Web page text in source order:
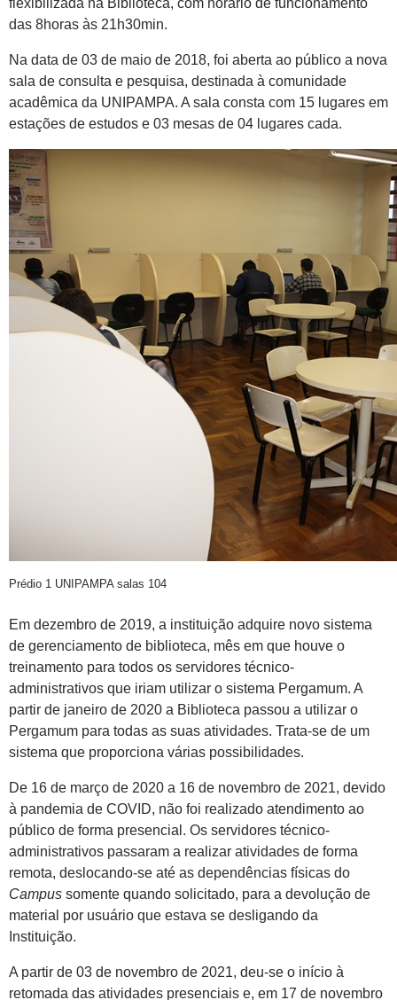
flexibilizada na Biblioteca, com horário de funcionamento
das 8horas às 21h30min.
Na data de 03 de maio de 2018, foi aberta ao público a nova
sala de consulta e pesquisa, destinada à comunidade
acadêmica da UNIPAMPA. A sala consta com 15 lugares em
estações de estudos e 03 mesas de 04 lugares cada.
Prédio 1 UNIPAMPA salas 104
Em dezembro de 2019, a instituição adquire novo sistema
de gerenciamento de biblioteca, mês em que houve o
treinamento para todos os servidores técnico-
administrativos que iriam utilizar o sistema Pergamum. A
partir de janeiro de 2020 a Biblioteca passou a utilizar o
Pergamum para todas as suas atividades. Trata-se de um
sistema que proporciona várias possibilidades.
De 16 de março de 2020 a 16 de novembro de 2021, devido
à pandemia de COVID, não foi realizado atendimento ao
público de forma presencial. Os servidores técnico-
administrativos passaram a realizar atividades de forma
remota, deslocando-se até as dependências físicas do
Campus somente quando solicitado, para a devolução de
material por usuário que estava se desligando da
Instituição.
A partir de 03 de novembro de 2021, deu-se o início à
retomada das atividades presenciais e, em 17 de novembro